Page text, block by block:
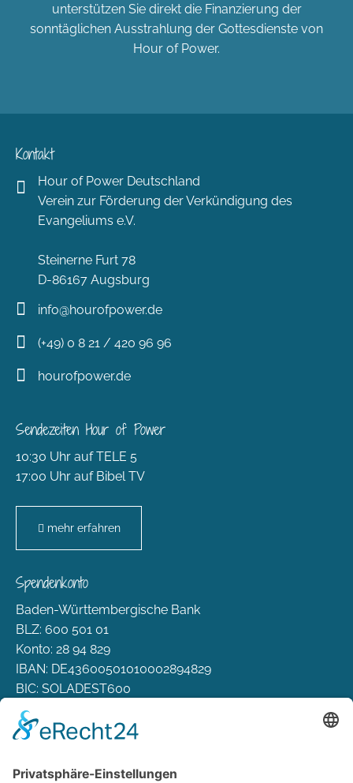
unterstützen Sie direkt die Finanzierung der
sonntäglichen Ausstrahlung der Gottesdienste von
Hour of Power.
Kontakt
Hour of Power Deutschland
Verein zur Förderung der Verkündigung des
Evangeliums e.V.
Steinerne Furt 78
D-86167 Augsburg
info@hourofpower.de
(+49) 0 8 21 / 420 96 96
hourofpower.de
Sendezeiten Hour of Power
10:30 Uhr auf TELE 5
17:00 Uhr auf Bibel TV
mehr erfahren
Spendenkonto
Baden-Württembergische Bank
BLZ: 600 501 01
Konto: 28 94 829
IBAN: DE43600501010002894829
BIC: SOLADEST600
Rechtliches
Versand & Lieferung